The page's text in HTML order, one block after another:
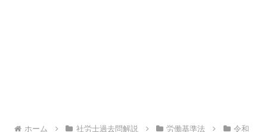
ホーム 社労士過去問解説 労働基準法 令和